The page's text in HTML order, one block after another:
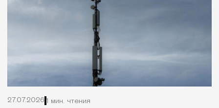
27.07.2026 1 мин. чтения